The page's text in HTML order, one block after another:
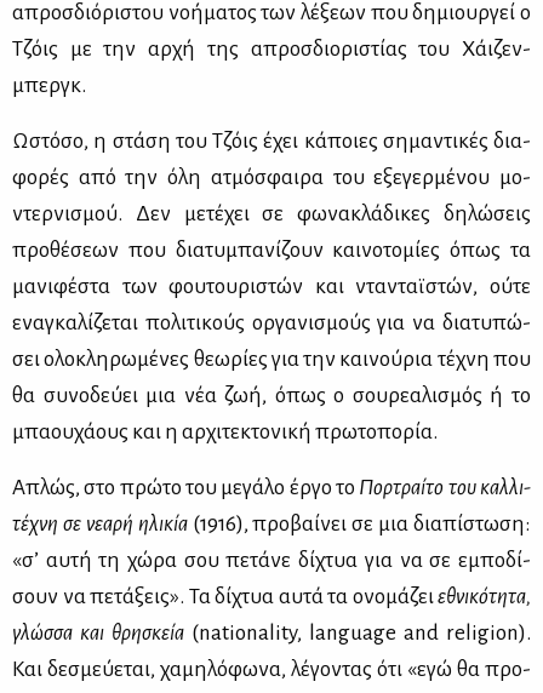
απροσ­διό­ρι­στου νο­ή­μα­τος των λέ­ξε­ων που δη­μιουρ­γεί ο
Τζόις με την αρ­χή της απροσ­διο­ρι­στί­ας του Χάι­ζεν­
μπεργκ.
Ωστό­σο, η στά­ση του Τζόις έχει κά­ποιες ση­μα­ντι­κές δια­
φο­ρές από την όλη ατμό­σφαι­ρα του εξε­γερ­μέ­νου μο­
ντερ­νι­σμού. Δεν με­τέ­χει σε φω­να­κλά­δι­κες δη­λώ­σεις
προ­θέ­σε­ων που δια­τυ­μπα­νί­ζουν και­νο­το­μί­ες όπως τα
μα­νι­φέ­στα των φου­του­ρι­στών και ντα­νταϊ­στών, ού­τε
ενα­γκα­λί­ζε­ται πο­λι­τι­κούς ορ­γα­νι­σμούς για να δια­τυ­πώ­
σει ολο­κλη­ρω­μέ­νες θε­ω­ρί­ες για την και­νού­ρια τέ­χνη που
θα συ­νο­δεύ­ει μια νέα ζωή, όπως ο σου­ρε­α­λι­σμός ή το
μπα­ου­χά­ους και η αρ­χι­τε­κτο­νι­κή πρω­το­πο­ρία.
Απλώς, στο πρώ­το του με­γά­λο έρ­γο το Πορ­τραί­το του καλ­λι­
τέ­χνη σε νε­α­ρή ηλι­κία(1916), προ­βαί­νει σε μια δια­πί­στω­ση:
«σ’ αυ­τή τη χώ­ρα σου πε­τά­νε δί­χτυα για να σε εμπο­δί­
σουν να πε­τά­ξεις». Τα δί­χτυα αυ­τά τα ονο­μά­ζειεθνι­κό­τη­τα,
γλώσ­σα και θρη­σκεία (nationality, language and religion).
Και δε­σμεύ­ε­ται, χα­μη­λό­φω­να, λέ­γο­ντας ότι «εγώ θα προ­